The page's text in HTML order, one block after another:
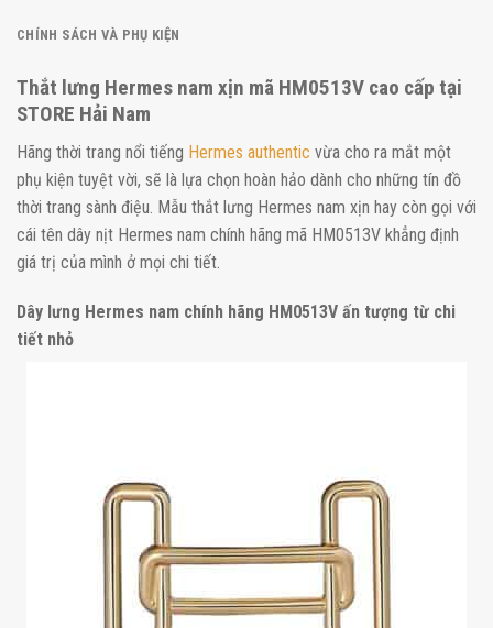
CHÍNH SÁCH VÀ PHỤ KIỆN
Thắt lưng Hermes nam xịn mã HM0513V cao cấp tại
STORE Hải Nam
Hãng thời trang nổi tiếng Hermes authentic vừa cho ra mắt một
phụ kiện tuyệt vời, sẽ là lựa chọn hoàn hảo dành cho những tín đồ
thời trang sành điệu. Mẫu thắt lưng Hermes nam xịn hay còn gọi với
cái tên dây nịt Hermes nam chính hãng mã HM0513V khẳng định
giá trị của mình ở mọi chi tiết.
Dây lưng Hermes nam chính hãng HM0513V ấn tượng từ chi
tiết nhỏ